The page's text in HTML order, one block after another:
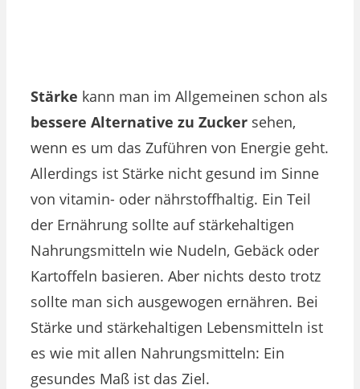
Stärke kann man im Allgemeinen schon als
bessere Alternative zu Zucker sehen,
wenn es um das Zuführen von Energie geht.
Allerdings ist Stärke nicht gesund im Sinne
von vitamin- oder nährstoffhaltig. Ein Teil
der Ernährung sollte auf stärkehaltigen
Nahrungsmitteln wie Nudeln, Gebäck oder
Kartoffeln basieren. Aber nichts desto trotz
sollte man sich ausgewogen ernähren. Bei
Stärke und stärkehaltigen Lebensmitteln ist
es wie mit allen Nahrungsmitteln: Ein
gesundes Maß ist das Ziel.